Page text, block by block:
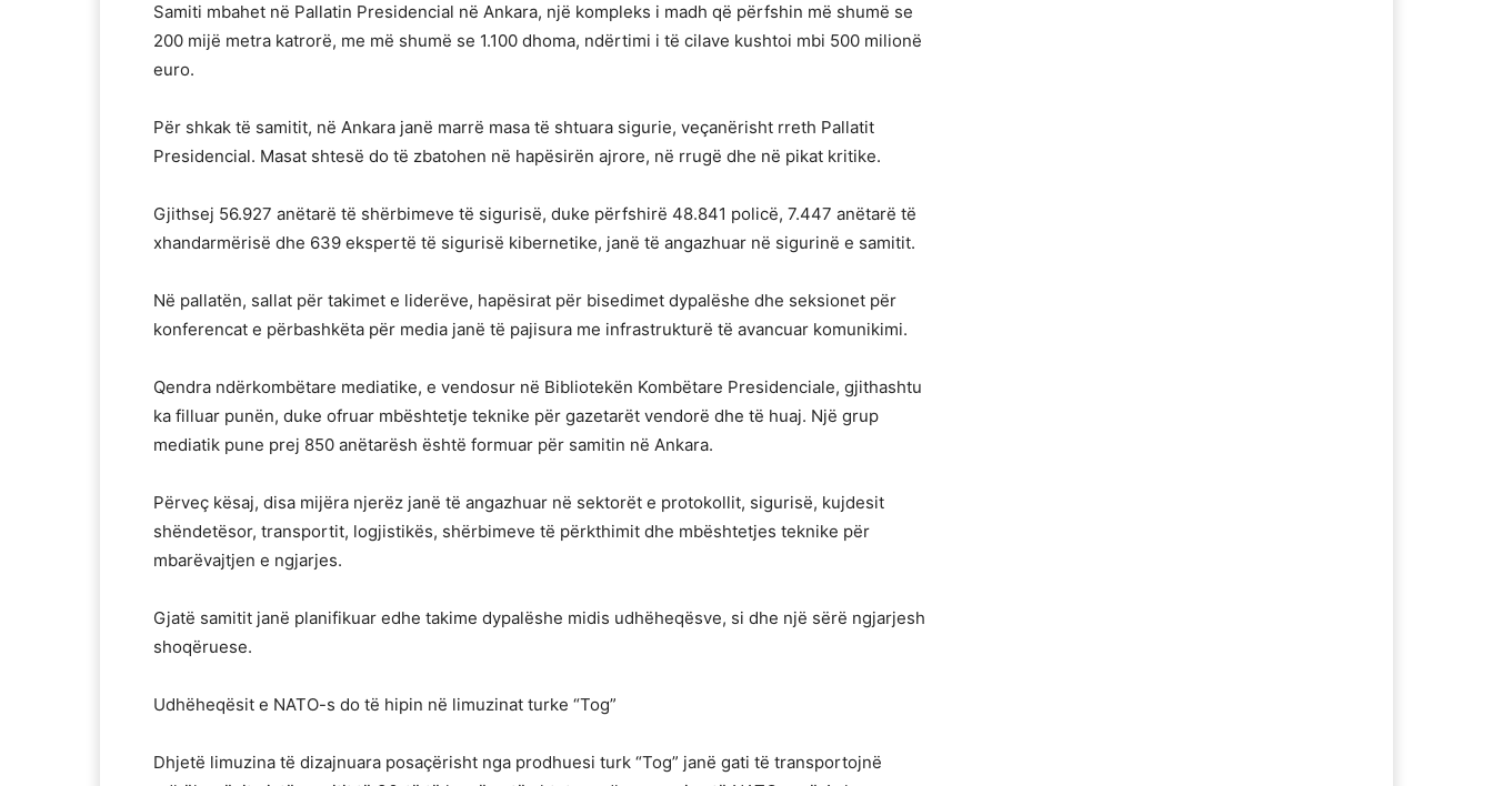
Samiti mbahet në Pallatin Presidencial në Ankara, një kompleks i madh që përfshin më shumë se
200 mijë metra katrorë, me më shumë se 1.100 dhoma, ndërtimi i të cilave kushtoi mbi 500 milionë
euro.
Për shkak të samitit, në Ankara janë marrë masa të shtuara sigurie, veçanërisht rreth Pallatit
Presidencial. Masat shtesë do të zbatohen në hapësirën ajrore, në rrugë dhe në pikat kritike.
Gjithsej 56.927 anëtarë të shërbimeve të sigurisë, duke përfshirë 48.841 policë, 7.447 anëtarë të
xhandarmërisë dhe 639 ekspertë të sigurisë kibernetike, janë të angazhuar në sigurinë e samitit.
Në pallatën, sallat për takimet e liderëve, hapësirat për bisedimet dypalëshe dhe seksionet për
konferencat e përbashkëta për media janë të pajisura me infrastrukturë të avancuar komunikimi.
Qendra ndërkombëtare mediatike, e vendosur në Bibliotekën Kombëtare Presidenciale, gjithashtu
ka filluar punën, duke ofruar mbështetje teknike për gazetarët vendorë dhe të huaj. Një grup
mediatik pune prej 850 anëtarësh është formuar për samitin në Ankara.
Përveç kësaj, disa mijëra njerëz janë të angazhuar në sektorët e protokollit, sigurisë, kujdesit
shëndetësor, transportit, logjistikës, shërbimeve të përkthimit dhe mbështetjes teknike për
mbarëvajtjen e ngjarjes.
Gjatë samitit janë planifikuar edhe takime dypalëshe midis udhëheqësve, si dhe një sërë ngjarjesh
shoqëruese.
Udhëheqësit e NATO-s do të hipin në limuzinat turke “Tog”
Dhjetë limuzina të dizajnuara posaçërisht nga prodhuesi turk “Tog” janë gati të transportojnë